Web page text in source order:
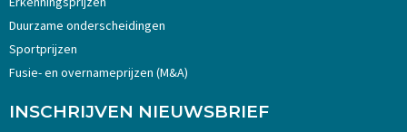
Duurzame onderscheidingen
Sportprijzen
Fusie- en overnameprijzen (M&A)
INSCHRIJVEN NIEUWSBRIEF